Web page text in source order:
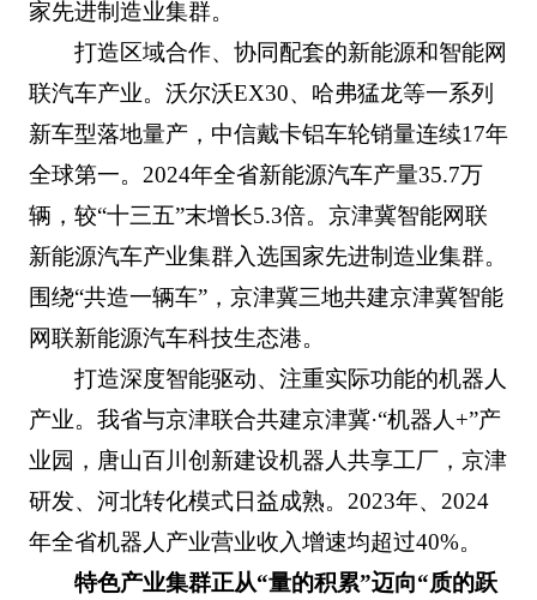
家先进制造业集群。
打造区域合作、协同配套的新能源和智能网
联汽车产业。沃尔沃EX30、哈弗猛龙等一系列
新车型落地量产，中信戴卡铝车轮销量连续17年
全球第一。2024年全省新能源汽车产量35.7万
辆，较“十三五”末增长5.3倍。京津冀智能网联
新能源汽车产业集群入选国家先进制造业集群。
围绕“共造一辆车”，京津冀三地共建京津冀智能
网联新能源汽车科技生态港。
打造深度智能驱动、注重实际功能的机器人
产业。我省与京津联合共建京津冀·“机器人+”产
业园，唐山百川创新建设机器人共享工厂，京津
研发、河北转化模式日益成熟。2023年、2024
年全省机器人产业营业收入增速均超过40%。
特色产业集群正从“量的积累”迈向“质的跃